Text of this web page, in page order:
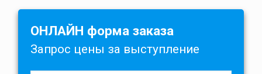
ОНЛАЙН форма заказа
Запрос цены за выступление